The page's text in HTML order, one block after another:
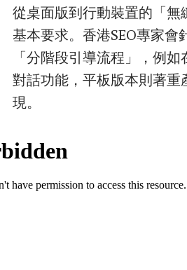
從桌面版到行動裝置的「無
基本要求。香港SEO專家會
「分階段引導流程」，例
對話功能，平板版本則著重
現。